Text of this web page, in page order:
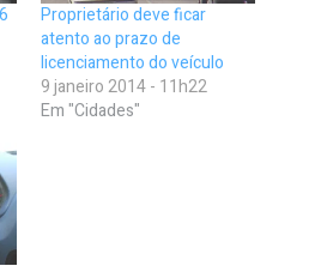
Proprietário deve ficar
atento ao prazo de
licenciamento do veículo
9 janeiro 2014 - 11h22
Em "Cidades"